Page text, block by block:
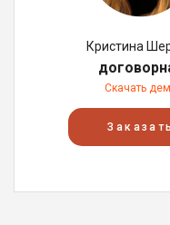
Кристина
Скачать
Заказать